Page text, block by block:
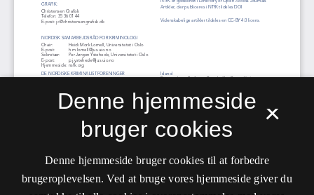
×
Denne hjemmeside
bruger cookies
Denne hjemmeside bruger cookies til at forbedre
brugeroplevelsen. Ved at bruge vores hjemmeside giver du